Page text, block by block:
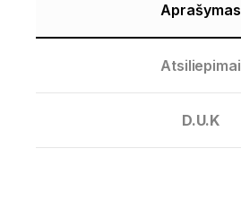
Aprašymas
Atsiliepimai
D.U.K